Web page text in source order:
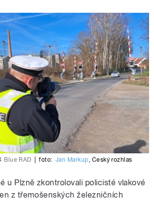
Blue RAD foto: Jan Markup Český rozhlas
u Plzně zkontrolovali policisté vlakové
z třemošenských železničních